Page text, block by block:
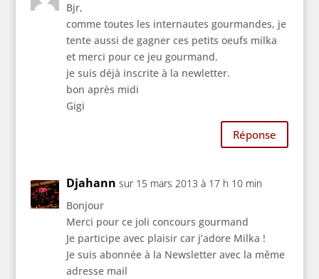
Bjr,
comme toutes les internautes gourmandes, je
tente aussi de gagner ces petits oeufs milka
et merci pour ce jeu gourmand.
je suis déjà inscrite à la newletter.
bon après midi
Gigi
Réponse
Djahann sur 15 mars 2013 à 17 h 10 min
Bonjour
Merci pour ce joli concours gourmand
Je participe avec plaisir car j’adore Milka !
Je suis abonnée à la Newsletter avec la même
adresse mail